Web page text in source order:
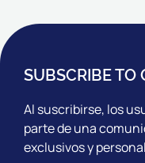
SUBSCRIBE TO
Al suscribirse, los
parte de una
exclusivos y